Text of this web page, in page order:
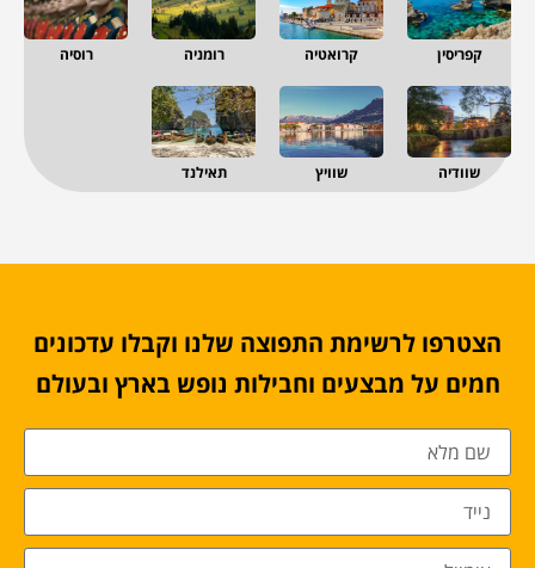
קפריסין קרואטיה רומניה רוסיה
שוודיה שוויץ תאילנד
הצטרפו לרשימת התפוצה שלנו וקבלו עדכונים
חמים על מבצעים וחבילות נופש בארץ ובעולם